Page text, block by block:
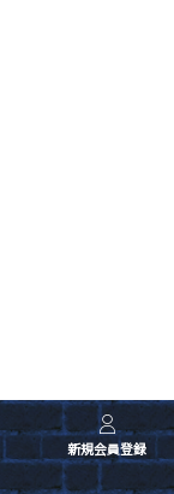
新規会員登録